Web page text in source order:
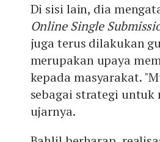
Di sisi lain, dia
Online Single
juga terus dilakukan
merupakan upaya
kepada masyarakat.
sebagai strategi untuk
ujarnya.